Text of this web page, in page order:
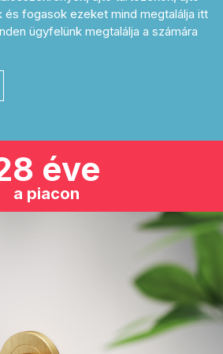
és fogasok ezeket mind megtalálja itt
ügyfelünk megtalálja a számára
éve
a piacon